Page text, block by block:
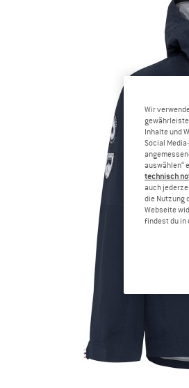
Wir
Inhalte und
Social
auswählen“
technisch
auch
die Nutzung
Webseite
findest du in